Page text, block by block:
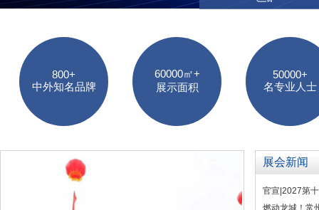
800+
中外知名品牌
60000㎡+
展示面积
50000+
名专业人士
展会新闻
官宣|2027第
燃动龙城！常